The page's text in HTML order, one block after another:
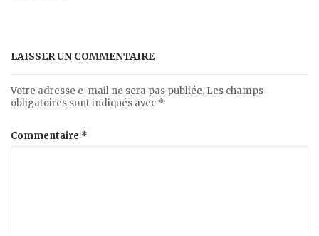
LAISSER UN COMMENTAIRE
Votre adresse e-mail ne sera pas publiée. Les champs
obligatoires sont indiqués avec *
Commentaire *